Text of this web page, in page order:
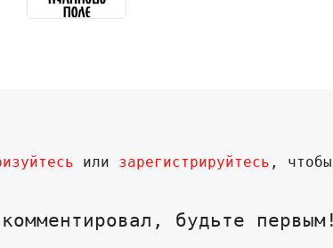
или зарегистрируйтесь ,
будьте первым!